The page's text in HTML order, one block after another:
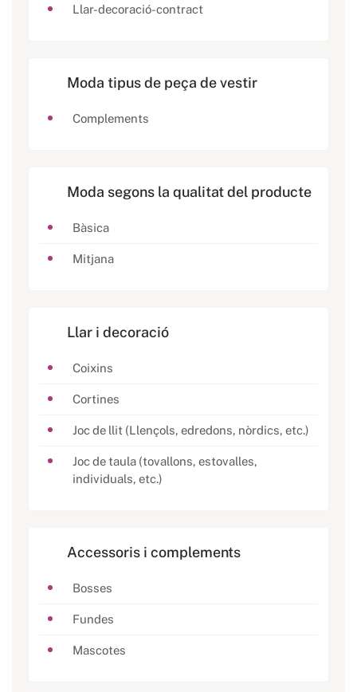
Llar-decoració-contract
Moda tipus de peça de vestir
Complements
Moda segons la qualitat del producte
Bàsica
Mitjana
Llar i decoració
Coixins
Cortines
Joc de llit (Llençols, edredons, nòrdics, etc.)
Joc de taula (tovallons, estovalles,
individuals, etc.)
Accessoris i complements
Bosses
Fundes
Mascotes